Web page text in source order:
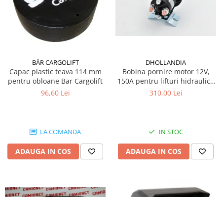
BÄR CARGOLIFT
Capac plastic teava 114 mm
pentru obloane Bar Cargolift
96,60 Lei
LA COMANDA
ADAUGA IN COS
DHOLLANDIA
Bobina pornire motor 12V,
150A pentru lifturi hidraulice
Dhollandia
310,00 Lei
IN STOC
ADAUGA IN COS